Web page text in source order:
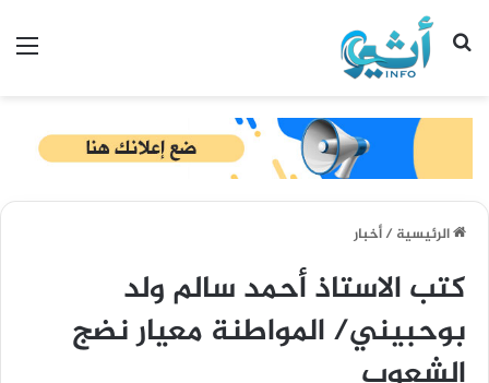
بحث عن
الرئيسية/أخبار
كتب الاستاذ أحمد سالم ولد
بوحبيني/ المواطنة معيار نضج